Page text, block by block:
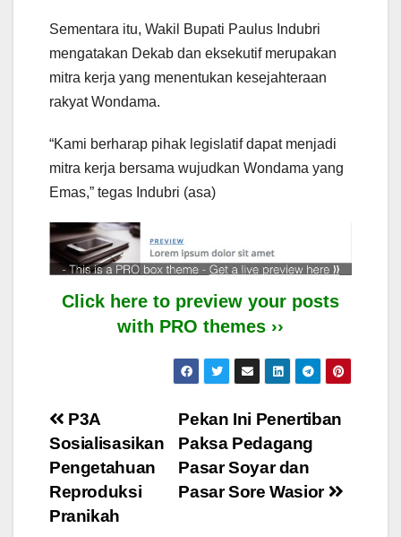
Sementara itu, Wakil Bupati Paulus Indubri
mengatakan Dekab dan eksekutif merupakan
mitra kerja yang menentukan kesejahteraan
rakyat Wondama.
“Kami berharap pihak legislatif dapat menjadi
mitra kerja bersama wujudkan Wondama yang
Emas,” tegas Indubri (asa)
Click here to preview your posts
with PRO themes ››
Post
navigation
Pekan Ini Penertiban
Paksa Pedagang
Pasar Soyar dan
Pasar Sore Wasior
P3A
Sosialisasikan
Pengetahuan
Reproduksi
Pranikah